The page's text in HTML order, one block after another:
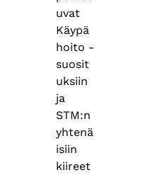
uvat
Käypä
hoito -
suosit
uksiin
ja
STM:n
yhtenä
isiin
kiireet